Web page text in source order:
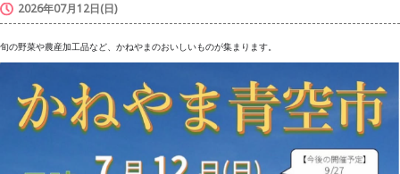
2026年07月12日(日)
旬の野菜や農産加工品など、かねやまのおいしいものが集まります。